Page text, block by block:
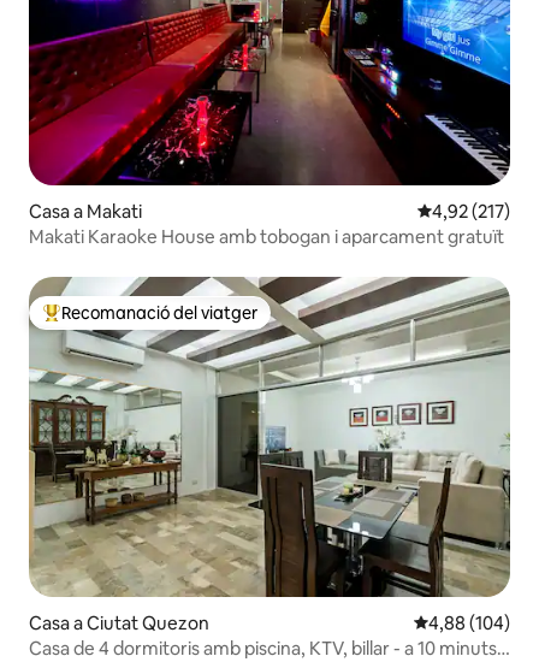
Casa a Makati 4,92 de
4,92 (217)
Makati Karaoke House amb tobogan i aparcament gratuït
Principals recomanacions dels viatgers
Recomanació del viatger
Casa a Ciutat Quezon 4,88 de
4,88 (104)
Casa de 4 dormitoris amb piscina, KTV, billar - a 10 minuts